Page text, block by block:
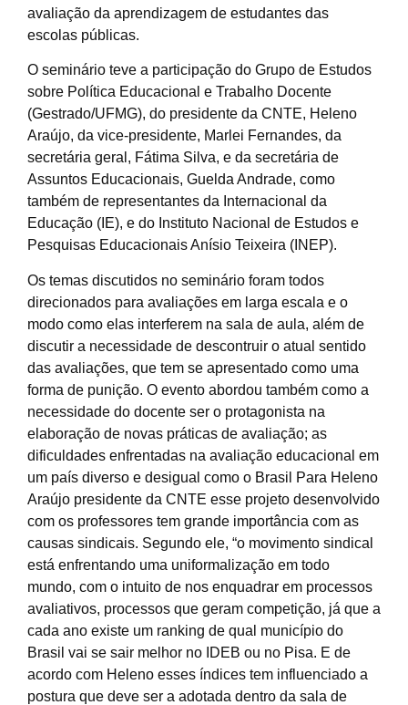
avaliação da aprendizagem de estudantes das
escolas públicas.
O seminário teve a participação do Grupo de Estudos
sobre Política Educacional e Trabalho Docente
(Gestrado/UFMG), do presidente da CNTE, Heleno
Araújo, da vice-presidente, Marlei Fernandes, da
secretária geral, Fátima Silva, e da secretária de
Assuntos Educacionais, Guelda Andrade, como
também de representantes da Internacional da
Educação (IE), e do Instituto Nacional de Estudos e
Pesquisas Educacionais Anísio Teixeira (INEP).
Os temas discutidos no seminário foram todos
direcionados para avaliações em larga escala e o
modo como elas interferem na sala de aula, além de
discutir a necessidade de descontruir o atual sentido
das avaliações, que tem se apresentado como uma
forma de punição. O evento abordou também como a
necessidade do docente ser o protagonista na
elaboração de novas práticas de avaliação; as
dificuldades enfrentadas na avaliação educacional em
um país diverso e desigual como o Brasil Para Heleno
Araújo presidente da CNTE esse projeto desenvolvido
com os professores tem grande importância com as
causas sindicais. Segundo ele, “o movimento sindical
está enfrentando uma uniformalização em todo
mundo, com o intuito de nos enquadrar em processos
avaliativos, processos que geram competição, já que a
cada ano existe um ranking de qual município do
Brasil vai se sair melhor no IDEB ou no Pisa. E de
acordo com Heleno esses índices tem influenciado a
postura que deve ser a adotada dentro da sala de